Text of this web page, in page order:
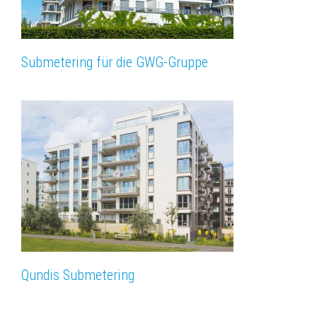
Submetering für die GWG-Gruppe
Qundis Submetering